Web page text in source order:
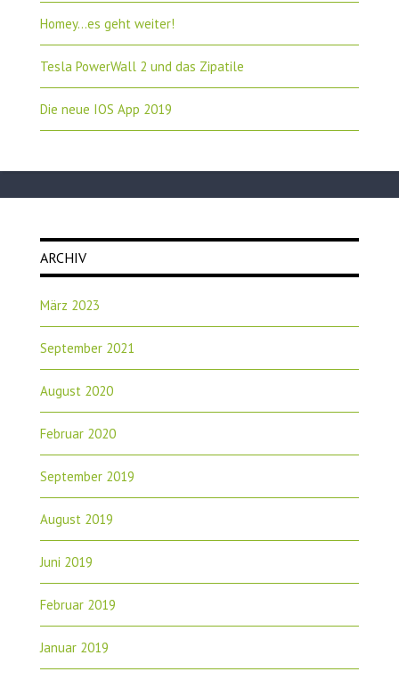
Homey…es geht weiter!
Tesla PowerWall 2 und das Zipatile
Die neue IOS App 2019
ARCHIV
März 2023
September 2021
August 2020
Februar 2020
September 2019
August 2019
Juni 2019
Februar 2019
Januar 2019